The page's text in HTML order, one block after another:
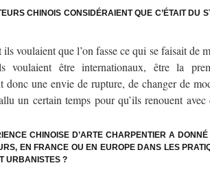
CHINOIS CONSIDÉRAIENT QUE C’ÉTAIT DU
voulaient que l’on fasse ce qui se faisait de
voulaient être internationaux, être la
donc une envie de rupture, de changer de
un certain temps pour qu’ils renouent avec
CHINOISE D’ARTE CHARPENTIER A
EN FRANCE OU EN EUROPE DANS LES
URBANISTES ?